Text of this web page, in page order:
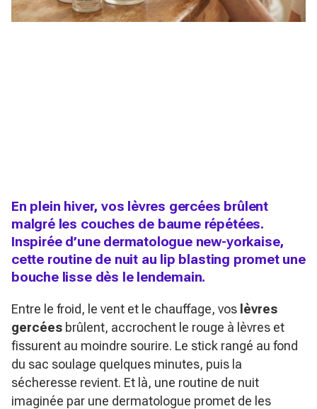
En plein hiver, vos lèvres gercées brûlent
malgré les couches de baume répétées.
Inspirée d’une dermatologue new-yorkaise,
cette routine de nuit au lip blasting promet une
bouche lisse dès le lendemain.
Entre le froid, le vent et le chauffage, vos lèvres
gercées brûlent, accrochent le rouge à lèvres et
fissurent au moindre sourire. Le stick rangé au fond
du sac soulage quelques minutes, puis la
sécheresse revient. Et là, une routine de nuit
imaginée par une dermatologue promet de les